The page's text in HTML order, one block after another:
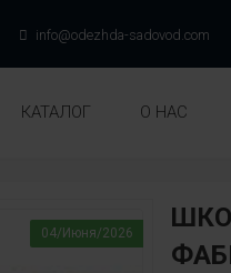
info@odezhda-sadovod.com
КАТАЛОГ О НАС
04/Июня/2026